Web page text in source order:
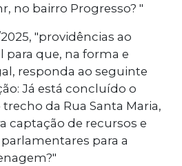
no bairro Progresso? "
, "providências ao
para que, na forma e
responda ao seguinte
Já está concluído o
da Rua Santa Maria,
captação de recursos e
para a